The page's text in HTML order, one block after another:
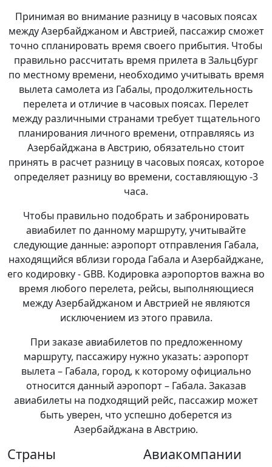
Принимая во внимание разницу в часовых поясах
между Азербайджаном и Австрией, пассажир сможет
точно спланировать время своего прибытия. Чтобы
правильно рассчитать время прилета в Зальцбург
по местному времени, необходимо учитывать время
вылета самолета из Габалы, продолжительность
перелета и отличие в часовых поясах. Перелет
между различными странами требует тщательного
планирования личного времени, отправляясь из
Азербайджана в Австрию, обязательно стоит
принять в расчет разницу в часовых поясах, которое
определяет разницу во времени, составляющую -3
часа.
Чтобы правильно подобрать и забронировать
авиабилет по данному маршруту, учитывайте
следующие данные: аэропорт отправления Габала,
находящийся вблизи города Габала и Азербайджане,
его кодировку - GBB. Кодировка аэропортов важна во
время любого перелета, рейсы, выполняющиеся
между Азербайджаном и Австрией не являются
исключением из этого правила.
При заказе авиабилетов по предложенному
маршруту, пассажиру нужно указать: аэропорт
вылета – Габала, город, к которому официально
относится данный аэропорт – Габала. Заказав
авиабилеты на подходящий рейс, пассажир может
быть уверен, что успешно доберется из
Азербайджана в Австрию.
Страны Авиакомпании